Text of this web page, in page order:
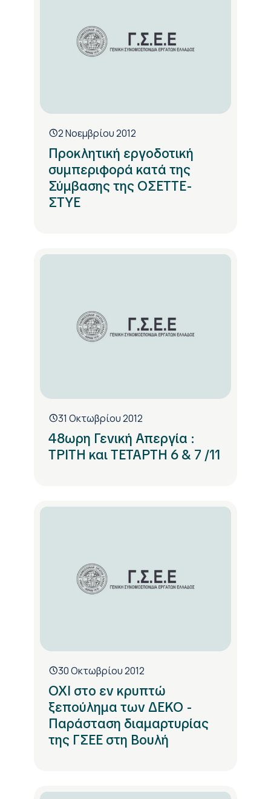
2 Νοεμβρίου 2012
Προκλητική εργοδοτική
συμπεριφορά κατά της
Σύμβασης της ΟΣΕΤΤΕ-
ΣΤΥΕ
31 Οκτωβρίου 2012
48ωρη Γενική Απεργία :
ΤΡΙΤΗ και ΤΕΤΑΡΤΗ 6 & 7 /11
30 Οκτωβρίου 2012
ΟΧΙ στο εν κρυπτώ
ξεπούλημα των ΔΕΚΟ -
Παράσταση διαμαρτυρίας
της ΓΣΕΕ στη Βουλή